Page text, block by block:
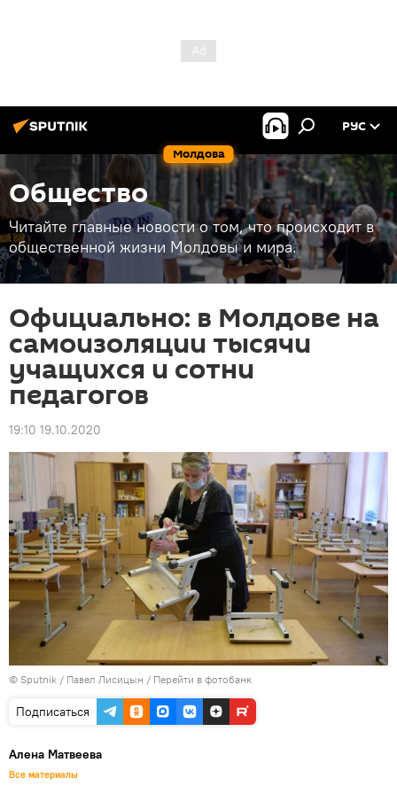
Молдова
РУС
Общество
Читайте главные новости о том, что происходит в
общественной жизни Молдовы и мира.
Официально: в Молдове на
самоизоляции тысячи
учащихся и сотни
педагогов
19:10 19.10.2020
© Sputnik / Павел Лисицын / Перейти в фотобанк
Подписаться
Алена Матвеева
Все материалы